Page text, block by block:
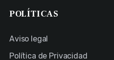
POLÍTICAS
Aviso legal
Política de Privacidad